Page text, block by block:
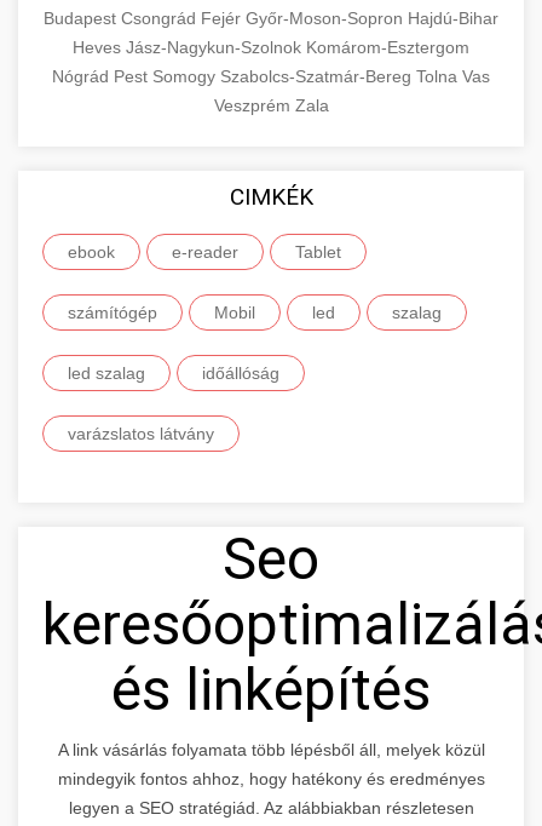
Budapest Csongrád Fejér Győr-Moson-Sopron Hajdú-Bihar
Heves Jász-Nagykun-Szolnok Komárom-Esztergom
Nógrád Pest Somogy Szabolcs-Szatmár-Bereg Tolna Vas
Veszprém Zala
CIMKÉK
ebook e-reader Tablet
számítógép Mobil led szalag
led szalag időállóság
varázslatos látvány
Seo
és linképítés
A link vásárlás folyamata több lépésből áll, melyek közül
mindegyik fontos ahhoz, hogy hatékony és eredményes
legyen a SEO stratégiád. Az alábbiakban részletesen